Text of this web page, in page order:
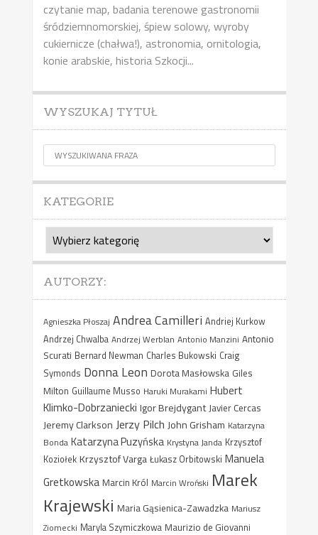
czytanie map, badania terenowe gastronomii
śródziemnomorskiej, śpiew solowy, wyroby
cukiernicze (chałwa!), astronomia, ornitologia,
konie arabskie, historia Szkocji...
WYSZUKAJ TYTUŁ
KATEGORIE
Kategorie
AUTORZY:
Agnieszka Płoszaj Andrea Camilleri Andriej Kurkow
Andrzej Chwalba Andrzej Werblan Antonio Manzini Antonio
Scurati Bernard Newman Charles Bukowski Craig
Symonds Donna Leon Dorota Masłowska Giles
Milton Guillaume Musso Haruki Murakami Hubert
Klimko-Dobrzaniecki Igor Brejdygant Javier Cercas
Jeremy Clarkson Jerzy Pilch John Grisham Katarzyna
Bonda Katarzyna Puzyńska Krystyna Janda Krzysztof
Koziołek Krzysztof Varga Łukasz Orbitowski Manuela
Gretkowska Marcin Król Marcin Wroński Marek
Krajewski Maria Gąsienica-Zawadzka Mariusz
Ziomecki Maryla Szymiczkowa Maurizio de Giovanni